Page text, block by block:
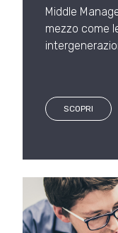
Middle
mezzo come
SCOPRI